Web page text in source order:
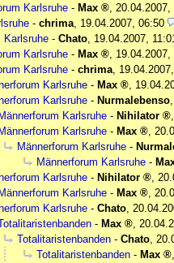
Karlsruhe - Max , 20.04.2007,
- chrima, 19.04.2007, 06:50
Karlsruhe - Chato, 19.04.2007,
Karlsruhe - Max , 19.04.2007,
Karlsruhe - chrima,
Karlsruhe - Max ,
Karlsruhe - Nurmalebenso
Männerforum Karlsruhe - Nihilator
Männerforum Karlsruhe - Max ,
Männerforum Karlsruhe -
Männerforum Karlsruhe -
Karlsruhe - Nihilator ,
Männerforum Karlsruhe - Max ,
Karlsruhe - Chato,
- Max ,
Totalitaristenbanden - Chato,
Totalitaristenbanden - Max